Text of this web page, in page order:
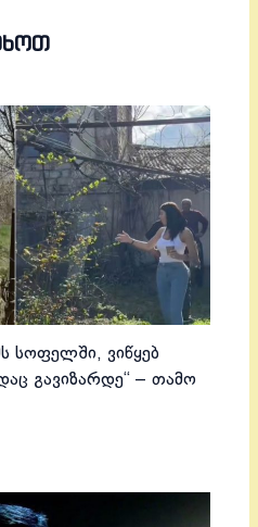
სოფელში, ვიწყებ
გავიზარდე“ – თამო